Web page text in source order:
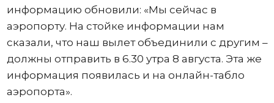
информацию обновили: «Мы сейчас в
аэропорту. На стойке информации нам
сказали, что наш вылет объединили с другим –
должны отправить в 6.30 утра 8 августа. Эта же
информация появилась и на онлайн-табло
аэропорта».